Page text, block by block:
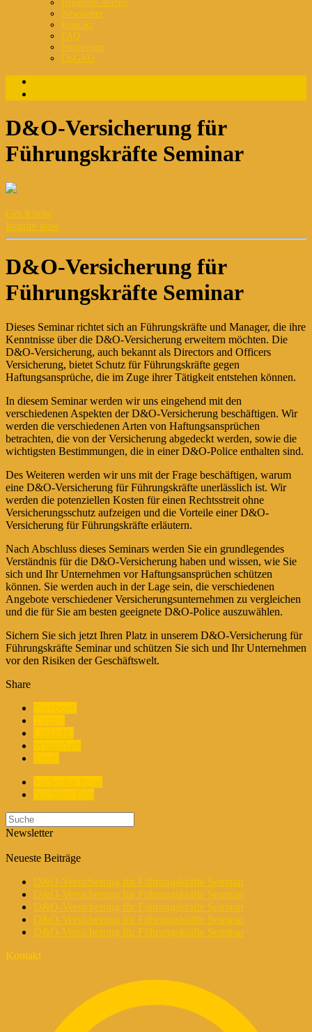
Highlight Archiv
Newsletter
Kontakt
FAQ
Impressum
DSGVO
D&O-Versicherung für
Führungskräfte Seminar
Get it now
Inquire now
D&O-Versicherung für
Führungskräfte Seminar
Dieses Seminar richtet sich an Führungskräfte und Manager, die ihre
Kenntnisse über die D&O-Versicherung erweitern möchten. Die
D&O-Versicherung, auch bekannt als Directors and Officers
Versicherung, bietet Schutz für Führungskräfte gegen
Haftungsansprüche, die im Zuge ihrer Tätigkeit entstehen können.
In diesem Seminar werden wir uns eingehend mit den
verschiedenen Aspekten der D&O-Versicherung beschäftigen. Wir
werden die verschiedenen Arten von Haftungsansprüchen
betrachten, die von der Versicherung abgedeckt werden, sowie die
wichtigsten Bestimmungen, die in einer D&O-Police enthalten sind.
Des Weiteren werden wir uns mit der Frage beschäftigen, warum
eine D&O-Versicherung für Führungskräfte unerlässlich ist. Wir
werden die potenziellen Kosten für einen Rechtsstreit ohne
Versicherungsschutz aufzeigen und die Vorteile einer D&O-
Versicherung für Führungskräfte erläutern.
Nach Abschluss dieses Seminars werden Sie ein grundlegendes
Verständnis für die D&O-Versicherung haben und wissen, wie Sie
sich und Ihr Unternehmen vor Haftungsansprüchen schützen
können. Sie werden auch in der Lage sein, die verschiedenen
Angebote verschiedener Versicherungsunternehmen zu vergleichen
und die für Sie am besten geeignete D&O-Police auszuwählen.
Sichern Sie sich jetzt Ihren Platz in unserem D&O-Versicherung für
Führungskräfte Seminar und schützen Sie sich und Ihr Unternehmen
vor den Risiken der Geschäftswelt.
Share
Newsletter
Neueste Beiträge
D&O-Versicherung für Führungskräfte Seminar
D&O-Versicherung für Führungskräfte Seminar
D&O-Versicherung für Führungskräfte Seminar
D&O-Versicherung für Führungskräfte Seminar
D&O-Versicherung für Führungskräfte Seminar
Kontakt